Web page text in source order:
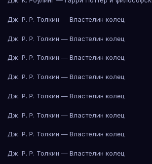
Дж. Р. Р. Толкин — Властелин колец
Дж. Р. Р. Толкин — Властелин колец
Дж. Р. Р. Толкин — Властелин колец
Дж. Р. Р. Толкин — Властелин колец
Дж. Р. Р. Толкин — Властелин колец
Дж. Р. Р. Толкин — Властелин колец
Дж. Р. Р. Толкин — Властелин колец
Дж. Р. Р. Толкин — Властелин колец